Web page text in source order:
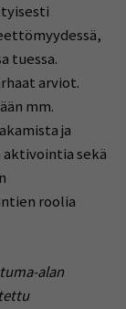
tuessa.
arviot.
mm.
ja
sekä
roolia
alan